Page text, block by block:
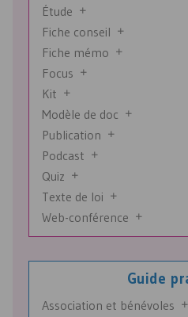
Étude
Fiche conseil
Fiche mémo
Focus
Kit
Modèle de doc
Publication
Podcast
Quiz
Texte de loi
Web-conférence
Guide
Association et bénévoles